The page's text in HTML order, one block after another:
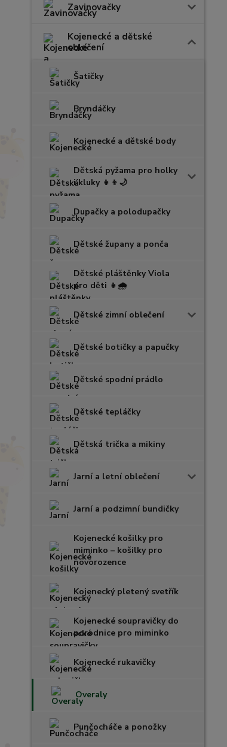
Zavinovačky
Kojenecké a dětské
oblečení
Šatičky
Bryndáčky
Kojenecké a dětské body
Dětská pyžama pro holky
i kluky 👧👦🌙
Dupačky a polodupačky
Dětské župany a ponča
Dětské pláštěnky Viola
pro děti 👧🌧️
Dětské zimní oblečení
Dětské botičky a papučky
Dětské spodní prádlo
Dětské tepláčky
Dětská trička a mikiny
Jarní a letní oblečení
Jarní a podzimní bundičky
Kojenecké košilky pro
miminko – košilky pro
novorozence
Kojenecký pletený svetřík
Kojenecké soupravičky do
porodnice pro miminko
Kojenecké rukavičky
Overaly
Punčocháče a ponožky